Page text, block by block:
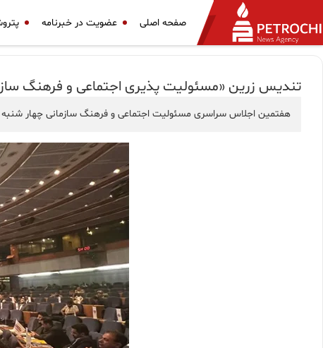
صفحه اصلی عضویت در خبرنامه
تندیس زرین «مسئولیت پذیری اجتماعی و‌ فرهنگ
هفتمین اجلاس سراسری مسئولیت اجتماعی و فرهنگ سازمانی چهار شنبه ۱۸ مهر ماه در سالن همایش های صدا و سیمای تهران بزرگ برگزار شد.